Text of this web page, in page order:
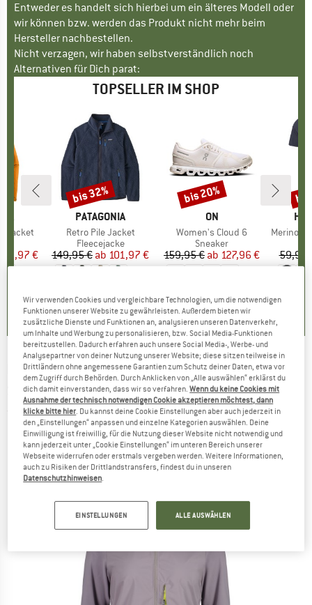
Entweder es handelt sich hierbei um ein älteres Modell oder
wir können bzw. werden das Produkt nicht mehr beim
Hersteller nachbestellen.
Nicht verzagen, wir haben selbstverständlich noch
Alternativen für Dich parat:
TOPSELLER IM SHOP
Jacket
Preis
€
MARKE
PATAGONIA
Artikel
Retro Pile Jacket
Produktgruppe
Fleecejacke
Preis
149,95 € reduzierter Preis
ab 101,97 €
Rabatt
bis 32%
MARKE
ON
Artikel
Women's Cloud 6
Produktgruppe
Sneaker
Preis
159,95 € reduzierter Preis
ab 127,96 €
Rabatt
bis 20%
Artikel
MerinoMix150
59,95
MALOJA -Women's SennesM. -
Softshelljacke
(0)
Wir verwenden Cookies und vergleichbare Technologien, um die notwendigen
Funktionen unserer Website zu gewährleisten. Außerdem bieten wir
zusätzliche Dienste und Funktionen an, analysieren unseren Datenverkehr,
um Inhalte und Werbung zu personalisieren, bzw. Social Media-Funktionen
bereitzustellen. Dadurch erfahren auch unsere Social Media-, Werbe- und
Analysepartner von deiner Nutzung unserer Website; diese sitzen teilweise in
Drittländern ohne angemessene Garantien zum Schutz deiner Daten, etwa vor
dem Zugriff durch Behörden. Durch Anklicken von „Alle auswählen“ erklärst du
dich damit einverstanden, dass wir so verfahren.Wenn du keine Cookies mit
Ausnahme der technisch notwendigen Cookie akzeptieren möchtest, dann
klicke bitte hier . Du kannst deine Cookie Einstellungen aber auch jederzeit in
den „Einstellungen“ anpassen und einzelne Kategorien auswählen. Deine
Einwilligung ist freiwillig, für die Nutzung dieser Website nicht notwendig und
kann jederzeit unter „Cookie Einstellungen“ im unteren Bereich unserer
Webseite widerrufen oder erstmals vergeben werden. Weitere Informationen,
auch zu Risiken der Drittlandstransfers, findest du in unseren
Datenschutzhinweisen
EINSTELLUNGEN ALLE AUSWÄHLEN